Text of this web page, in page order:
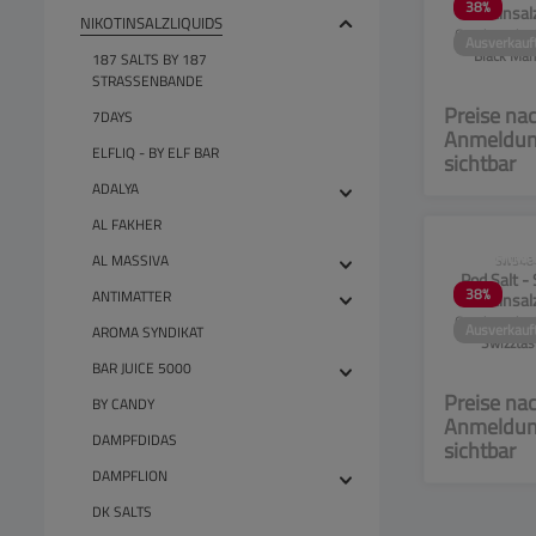
NIKOTINSALZLIQUIDS
187 SALTS BY 187
STRASSENBANDE
7DAYS
ELFLIQ - BY ELF BAR
ADALYA
AL FAKHER
AL MASSIVA
ANTIMATTER
AROMA SYNDIKAT
BAR JUICE 5000
BY CANDY
DAMPFDIDAS
DAMPFLION
DK SALTS
38%
10ml -
Black
Preise
sichtbar
CLP-
38%
Pod Salt -
10ml -
Preise
sichtbar